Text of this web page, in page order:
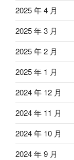
2025 年 4 月
2025 年 3 月
2025 年 2 月
2025 年 1 月
2024 年 12 月
2024 年 11 月
2024 年 10 月
2024 年 9 月